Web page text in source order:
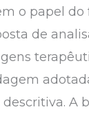
o papel
de
A